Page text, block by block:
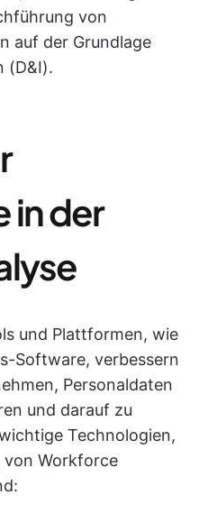
von
auf der Grundlage
(D&I).
in der
und Plattformen, wie
Software, verbessern
Personaldaten
und darauf zu
Technologien,
von Workforce